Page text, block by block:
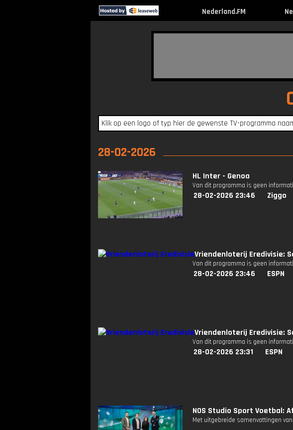
Nederland.FM
28-02-2026
HL Inter - Genoa
Van dit programma is geen
28-02-2026 23:46 Ziggo
Vriendenloterij Eredivisie:
Van dit programma is geen
28-02-2026 23:46 ESPN
Vriendenloterij Eredivisie:
Van dit programma is geen
28-02-2026 23:31 ESPN
NOS Studio Sport Voetbal:
Met uitgebreide samenvattingen